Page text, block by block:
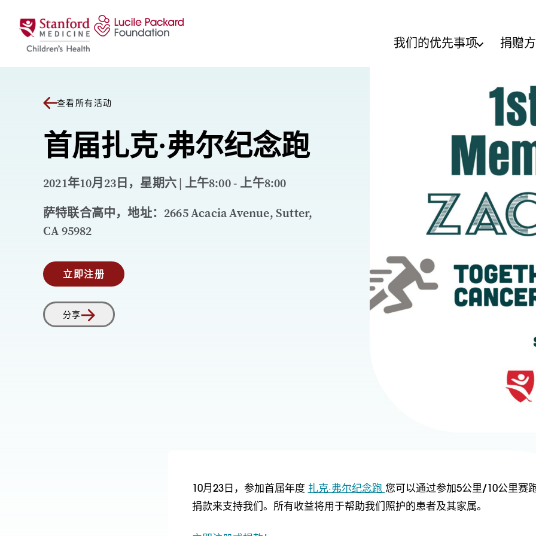
我们的优先事项 捐赠
查看所有活动
首届扎克·弗尔纪念跑
2021年10月23日，星期六 | 上午8:00 - 上午8:00
萨特联合高中，地址：2665 Acacia Avenue, Sutter,
CA 95982
立即注册
分享
10月23日，参加首届年度 扎克·弗尔纪念跑 您可以通过参加5公里/10公里赛
捐款来支持我们。所有收益将用于帮助我们照护的患者及其家属。